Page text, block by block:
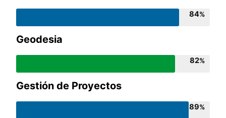
84
Geodesia
82
Gestión de Proyectos
89